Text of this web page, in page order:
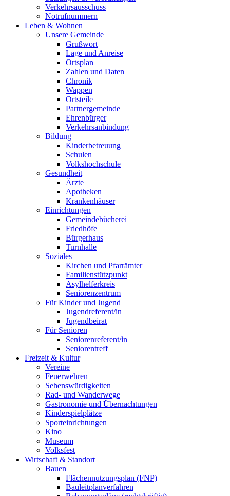
Verkehrsausschuss
Notrufnummern
Leben & Wohnen
Unsere Gemeinde
Grußwort
Lage und Anreise
Ortsplan
Zahlen und Daten
Chronik
Wappen
Ortsteile
Partnergemeinde
Ehrenbürger
Verkehrsanbindung
Bildung
Kinderbetreuung
Schulen
Volkshochschule
Gesundheit
Ärzte
Apotheken
Krankenhäuser
Einrichtungen
Gemeindebücherei
Friedhöfe
Bürgerhaus
Turnhalle
Soziales
Kirchen und Pfarrämter
Familienstützpunkt
Asylhelferkreis
Seniorenzentrum
Für Kinder und Jugend
Jugendreferent/in
Jugendbeirat
Für Senioren
Seniorenreferent/in
Seniorentreff
Freizeit & Kultur
Vereine
Feuerwehren
Sehenswürdigkeiten
Rad- und Wanderwege
Gastronomie und Übernachtungen
Kinderspielplätze
Sporteinrichtungen
Kino
Museum
Volksfest
Wirtschaft & Standort
Bauen
Flächennutzungsplan (FNP)
Bauleitplanverfahren